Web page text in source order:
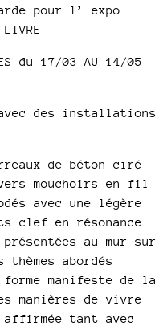
pour l’ expo
du 17/03 AU 14/05
des installations
de béton ciré
mouchoirs en fil
avec une légère
clef en résonance
au mur sur
abordés
manifeste de la
manières de vivre
affirmée tant avec